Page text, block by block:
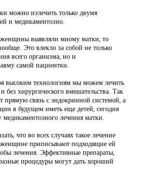
можно излечить только двумя
и медикаментозно.
выявляли миому матки, то
Это влекло за собой не только
всего организма, но и
самой пациентки.
высоким технологиям мы можем лечить
без хирургического вмешательства. Так
прямую связь с эндокринной системой, а
в будущем иметь еще детей, сегодня
медикаментозного лечения матки.
что во всех случаях такое лечение
приписывают подходящие ей
лечения. Эффективные препараты,
процедуры могут дать хороший